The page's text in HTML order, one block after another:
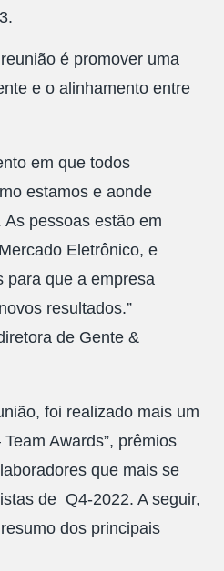
é promover uma
e o alinhamento entre
em que todos
estamos e aonde
pessoas estão em
Eletrônico, e
para que a empresa
resultados.”
de Gente &
foi realizado mais um
Team Awards”, prêmios
que mais se
de Q4-2022. A seguir,
dos principais